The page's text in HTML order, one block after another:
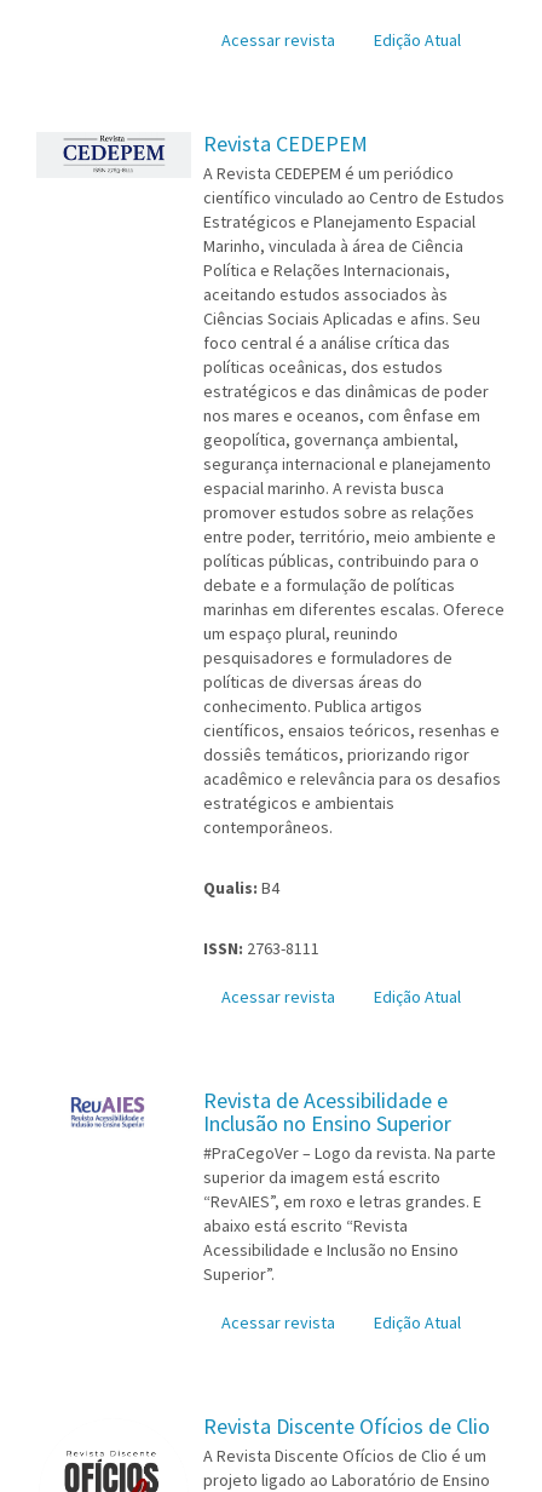
Acessar revista Edição Atual
Revista CEDEPEM
A Revista CEDEPEM é um periódico
científico vinculado ao Centro de Estudos
Estratégicos e Planejamento Espacial
Marinho, vinculada à área de Ciência
Política e Relações Internacionais,
aceitando estudos associados às
Ciências Sociais Aplicadas e afins. Seu
foco central é a análise crítica das
políticas oceânicas, dos estudos
estratégicos e das dinâmicas de poder
nos mares e oceanos, com ênfase em
geopolítica, governança ambiental,
segurança internacional e planejamento
espacial marinho. A revista busca
promover estudos sobre as relações
entre poder, território, meio ambiente e
políticas públicas, contribuindo para o
debate e a formulação de políticas
marinhas em diferentes escalas. Oferece
um espaço plural, reunindo
pesquisadores e formuladores de
políticas de diversas áreas do
conhecimento. Publica artigos
científicos, ensaios teóricos, resenhas e
dossiês temáticos, priorizando rigor
acadêmico e relevância para os desafios
estratégicos e ambientais
contemporâneos.
Qualis: B4
ISSN: 2763-8111
Acessar revista Edição Atual
Revista de Acessibilidade e
Inclusão no Ensino Superior
#PraCegoVer – Logo da revista. Na parte
superior da imagem está escrito
“RevAIES”, em roxo e letras grandes. E
abaixo está escrito “Revista
Acessibilidade e Inclusão no Ensino
Superior”.
Acessar revista Edição Atual
Revista Discente Ofícios de Clio
A Revista Discente Ofícios de Clio é um
projeto ligado ao Laboratório de Ensino